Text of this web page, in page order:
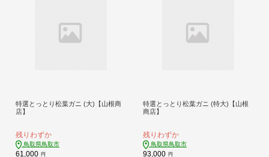
特選とっとり松葉ガニ (大)【山根商
店】
残りわずか
鳥取県鳥取市
61,000 円
特選とっとり松葉ガニ (特大)【山根
商店】
残りわずか
鳥取県鳥取市
93,000 円